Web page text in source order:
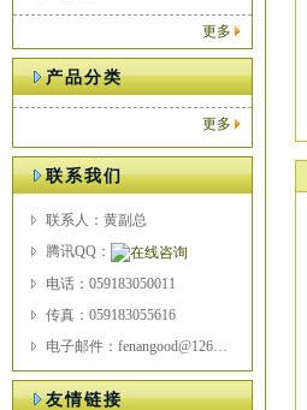
更多
产品分类
更多
联系我们
联系人：黄副总
腾讯QQ：
电话：059183050011
传真：059183055616
电子邮件：fenangood@126.com
友情链接